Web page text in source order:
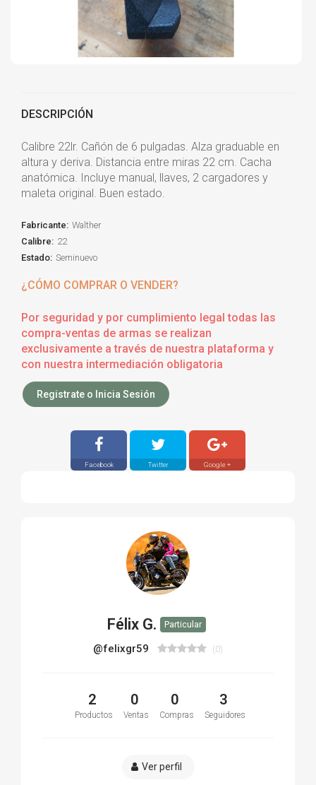
DESCRIPCIÓN
Calibre 22lr. Cañón de 6 pulgadas. Alza graduable en
altura y deriva. Distancia entre miras 22 cm. Cacha
anatómica. Incluye manual, llaves, 2 cargadores y
maleta original. Buen estado.
Fabricante: Walther
Calibre: 22
Estado: Seminuevo
¿CÓMO COMPRAR O VENDER?
Por seguridad y por cumplimiento legal todas las
compra-ventas de armas se realizan
exclusivamente a través de nuestra plataforma y
con nuestra intermediación obligatoria
Registrate o Inicia Sesión
Facebook Twitter Google +
Félix G. Particular
@felixgr59 (0)
2
Productos
0
Ventas
0
Compras
3
Seguidores
Ver perfil